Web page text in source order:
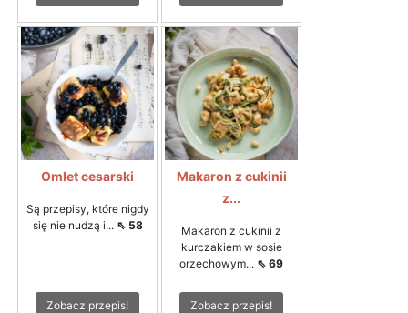
Omlet cesarski
Są przepisy, które nigdy
się nie nudzą i... ⇖ 58
Zobacz przepis!
Makaron z cukinii
z...
Makaron z cukinii z
kurczakiem w sosie
orzechowym... ⇖ 69
Zobacz przepis!